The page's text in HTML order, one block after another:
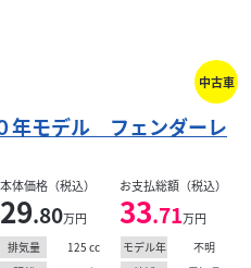
中古車
年モデル フェンダーレ
本体価格（税込）
29.80万円
お支払総額（税込）
33.71万円
排気量 125 cc モデル年
不明